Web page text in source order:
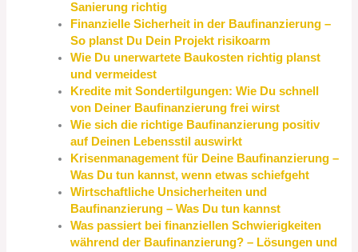
Sanierung richtig
Finanzielle Sicherheit in der Baufinanzierung –
So planst Du Dein Projekt risikoarm
Wie Du unerwartete Baukosten richtig planst
und vermeidest
Kredite mit Sondertilgungen: Wie Du schnell
von Deiner Baufinanzierung frei wirst
Wie sich die richtige Baufinanzierung positiv
auf Deinen Lebensstil auswirkt
Krisenmanagement für Deine Baufinanzierung –
Was Du tun kannst, wenn etwas schiefgeht
Wirtschaftliche Unsicherheiten und
Baufinanzierung – Was Du tun kannst
Was passiert bei finanziellen Schwierigkeiten
während der Baufinanzierung? – Lösungen und